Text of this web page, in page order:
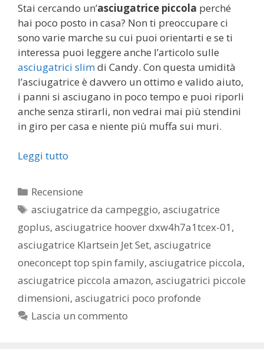
Stai cercando un’asciugatrice piccola perché
hai poco posto in casa? Non ti preoccupare ci
sono varie marche su cui puoi orientarti e se ti
interessa puoi leggere anche l’articolo sulle
asciugatrici slimdi Candy. Con questa umidità
l’asciugatrice è davvero un ottimo e valido aiuto,
i panni si asciugano in poco tempo e puoi riporli
anche senza stirarli, non vedrai mai più stendini
in giro per casa e niente più muffa sui muri.
Leggi tutto
Categorie
Recensione
Tag
asciugatrice da campeggio,asciugatrice
goplus, asciugatrice hoover dxw4h7a1tcex-01 ,
asciugatrice Klartsein Jet Set, asciugatrice
oneconcept top spin family, asciugatrice piccola,
asciugatrice piccola amazon, asciugatrici piccole
dimensioni, asciugatrici poco profonde
Lascia un commento